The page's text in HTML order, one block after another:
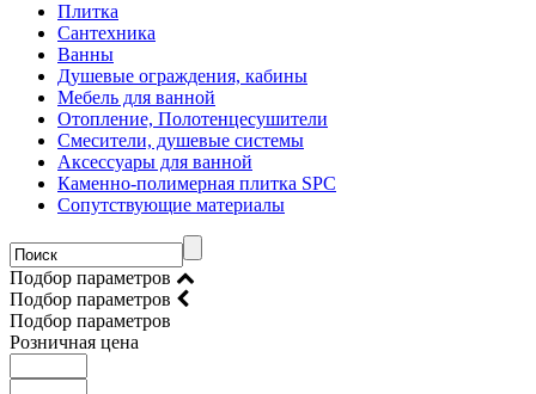
Плитка
Сантехника
Ванны
Душевые ограждения, кабины
Мебель для ванной
Отопление, Полотенцесушители
Смесители, душевые системы
Аксессуары для ванной
Каменно-полимерная плитка SPC
Сопутствующие материалы
Подбор параметров
Подбор параметров
Подбор параметров
Розничная цена